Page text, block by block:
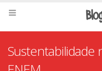
Sustentabilidade